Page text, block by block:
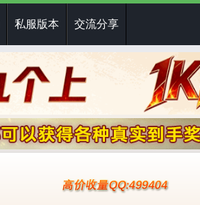
私服版本 交流分享